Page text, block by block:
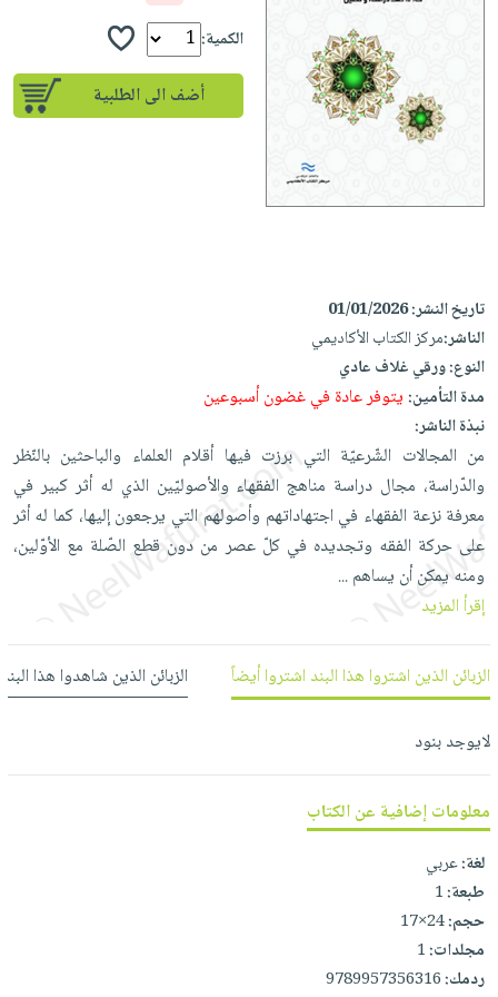
أكاديمية
صندوق
books
حدود
أسئلة
Android
تحميل
iKitab
على
Apple
تحميل
masmu3
Android
Apple
مبيعاً
وسائل
تعليمية
والعناية
الشخصية
الشخصية
العناية
وتصفيف
الشعر
العناية
بالجسم
العناية
بالأسنان
الحمية
والتغذية
جديد
الكل
أواني
الطهي
أدوات
الخبز
أدوات
المائدة
الأوعية
والتخزين
المطبخ
متجر
الهدايا
أقسام
الأكثر
مبيعاً
العودة
للمدارس
اكسسوارات
كتب
اكسسوارات
منزلية
اكسسوارات
ملابس
مطرزات
حقائب
حلي
عناية
بالذات
شحن
مجاني
بنود
مختارة
كل
الاشتراكات
صندوق
القراءة
iKitab
بلا
حدود
بحث
نيل
عن
الشركة
سياسة
الشركة
حسابك
لائحة
الأمنيات
الكمية:
أضف الى الطلبية
تاريخ النشر:01/01/2026
الناشر:مركز الكتاب الأكاديمي
النوع:ورقي غلاف عادي
مدة التأمين:يتوفر عادة في غضون أسبوعين
نبذة الناشر:
من المجالات الشّرعيّة التي برزت فيها أقلام العلماء والباحثين بالنّظر
والدّراسة، مجال دراسة مناهج الفقهاء والأصوليّين الذي له أثر كبير في
معرفة نزعة الفقهاء في اجتهاداتهم وأصولهم التي يرجعون إليها، كما له أثر
على حركة الفقه وتجديده في كلّ عصر من دون قطع الصّلة مع الأوّلين،
ومنه يمكن أن يساهم...
إقرأ المزيد
الزبائن الذين اشتروا هذا البند اشتروا أيضاً الزبائن الذين شاهدوا هذا
لايوجد بنود
معلومات إضافية عن الكتاب
لغة:عربي
طبعة:1
حجم:24×17
مجلدات:1
ردمك:9789957356316